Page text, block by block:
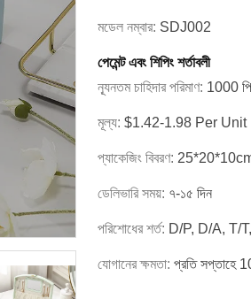
মডেল নম্বার: SDJ002
পেমেন্ট এবং শিপিং শর্তাবলী
ন্যূনতম চাহিদার পরিমাণ: 1000
মূল্য: $1.42-1.98 Per Unit
প্যাকেজিং বিবরণ:
ডেলিভারি সময়: ৭-১৫ দিন
পরিশোধের শর্ত: D/P, D/A, T/T,
যোগানের ক্ষমতা: প্রতি সপ্তাহে